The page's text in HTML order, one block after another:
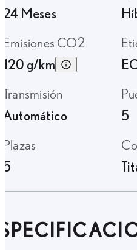
24 Meses
Emisiones CO2
120 g/km
Transmisión
Automático
5
Plazas
5